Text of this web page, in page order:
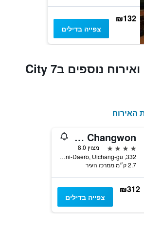
₪132
צפייה בדילים
מקומות לינה ואירוח נוספים בCity 7
Grand Mercure Ambassador Changwon
4 כוכבים
מצוין 8.0
332, Woni-Daero, Uichang-gu, צ'נגוון, דרום קוריאה
2.7 ק״מ ממרכז העיר
₪312
צפייה בדילים